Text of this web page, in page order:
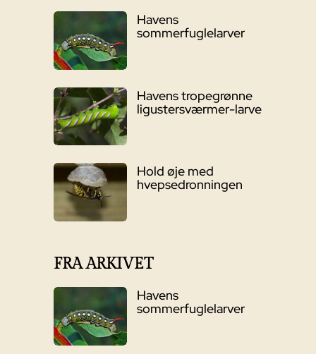
Havens
sommerfuglelarver
Havens tropegrønne
ligustersværmer-larve
Hold øje med
hvepsedronningen
FRA ARKIVET
Havens
sommerfuglelarver